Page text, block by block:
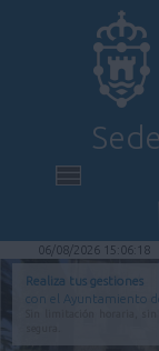
06/08/2026 15:06:18
Realiza tus gestiones
con el Ayuntamiento